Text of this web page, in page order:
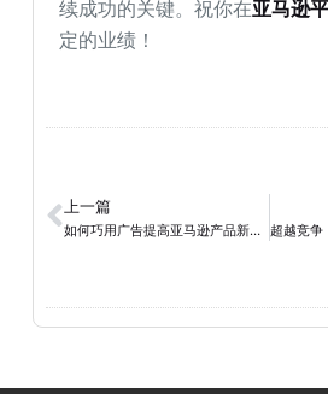
续成功的关键。祝你在亚马逊
定的业绩！
上一篇
如何巧用广告提高亚马逊产品新品期的出单率？